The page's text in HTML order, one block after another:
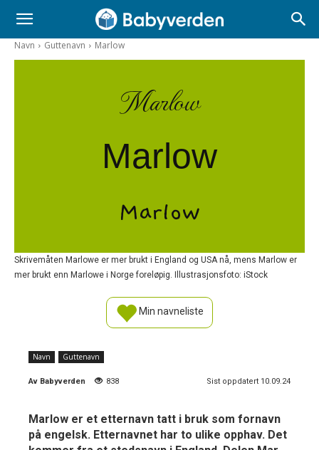
Navn Guttenavn Marlow
Marlow
Marlow
Marlow
Skrivemåten Marlowe er mer brukt i England og USA nå, mens Marlow er
mer brukt enn Marlowe i Norge foreløpig. Illustrasjonsfoto: iStock
Min navneliste
Navn Guttenavn
Av Babyverden 838 Sist oppdatert 10.09.24
Marlow er et etternavn tatt i bruk som fornavn
på engelsk. Etternavnet har to ulike opphav. Det